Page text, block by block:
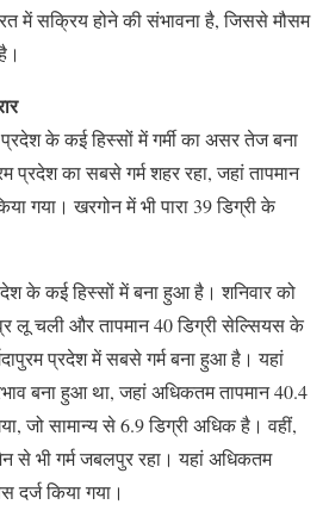
में सक्रिय होने की संभावना है, जिससे मौसम
के कई हिस्सों में गर्मी का असर तेज बना
प्रदेश का सबसे गर्म शहर रहा, जहां तापमान
गया। खरगोन में भी पारा 39 डिग्री के
के कई हिस्सों में बना हुआ है। शनिवार को
लू चली और तापमान 40 डिग्री सेल्सियस के
प्रदेश में सबसे गर्म बना हुआ है। यहां
बना हुआ था, जहां अधिकतम तापमान 40.4
जो सामान्य से 6.9 डिग्री अधिक है। वहीं,
से भी गर्म जबलपुर रहा। यहां अधिकतम
दर्ज किया गया।